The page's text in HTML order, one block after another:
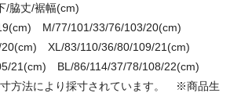
/脇丈/裾幅(cm)
M/77/101/33/76/103/20(cm)
20(cm) XL/83/110/36/80/109/21(cm)
21(cm) BL/86/114/37/78/108/22(cm)
方法により採寸されています。 ※商品生